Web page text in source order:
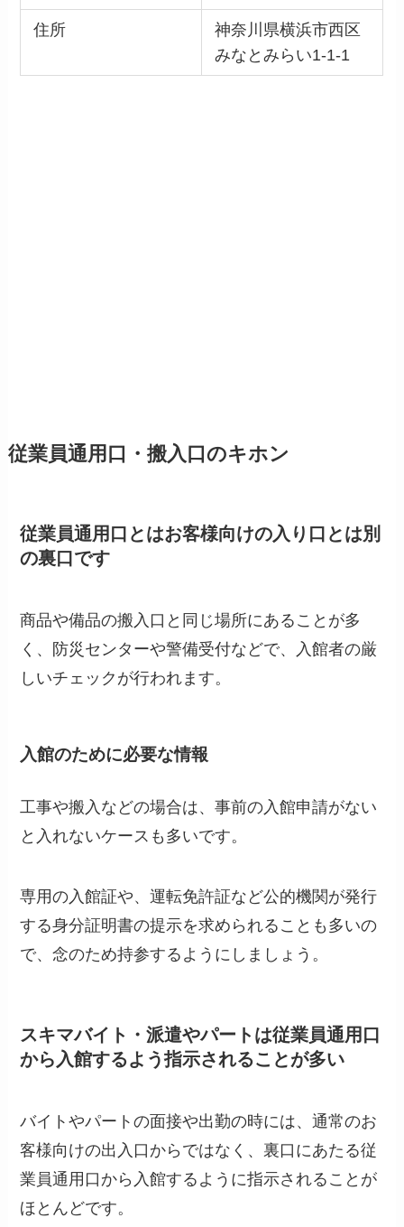
住所
神奈川県横浜市西区
みなとみらい1-1-1
従業員通用口・搬入口のキホン
従業員通用口とはお客様向けの入り口とは別
の裏口です
商品や備品の搬入口と同じ場所にあることが多
く、防災センターや警備受付などで、入館者の厳
しいチェックが行われます。
入館のために必要な情報
工事や搬入などの場合は、事前の入館申請がない
と入れないケースも多いです。
専用の入館証や、運転免許証など公的機関が発行
する身分証明書の提示を求められることも多いの
で、念のため持参するようにしましょう。
スキマバイト・派遣やパートは従業員通用口
から入館するよう指示されることが多い
バイトやパートの面接や出勤の時には、通常のお
客様向けの出入口からではなく、裏口にあたる従
業員通用口から入館するように指示されることが
ほとんどです。